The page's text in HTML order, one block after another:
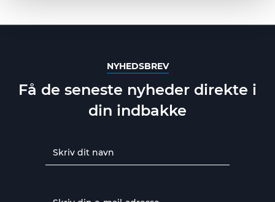
NYHEDSBREV
Få de seneste nyheder direkte i
din indbakke